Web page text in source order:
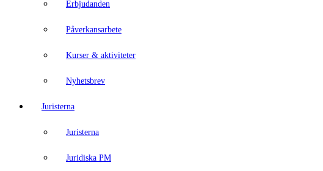
Erbjudanden
Påverkansarbete
Kurser & aktiviteter
Nyhetsbrev
Juristerna
Juristerna
Juridiska PM